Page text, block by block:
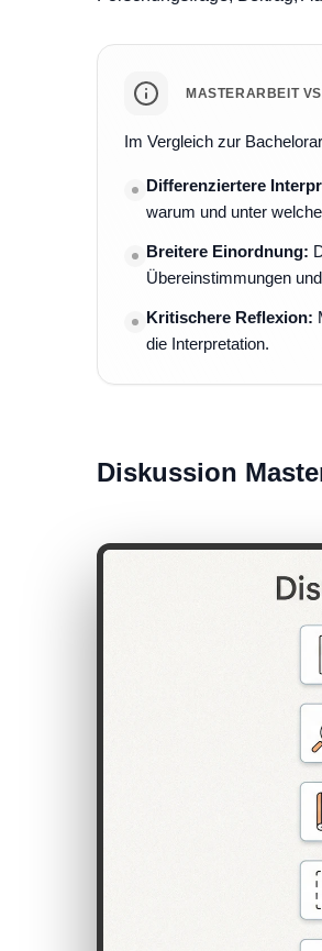
MASTERARBEIT
Im Vergleich zur
Differenziertere
warum und unter
Breitere Einordnung:
Übereinstimmungen
Kritischere Reflexion:
die Interpretation.
Diskussion